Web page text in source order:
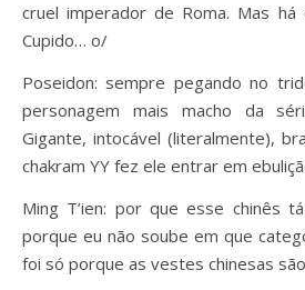
cruel imperador de Roma. Mas
Cupido… o/
Poseidon: sempre pegando no
personagem mais macho da
Gigante, intocável (literalmente),
chakram YY fez ele entrar em
Ming T’ien: por que esse chinês
porque eu não soube em que
foi só porque as vestes chinesas